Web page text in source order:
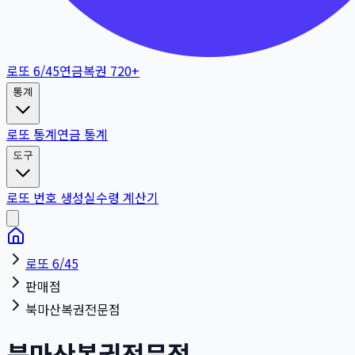
로또 6/45연금복권 720+
통계
로또 통계연금 통계
도구
로또 번호 생성실수령 계산기
로또 6/45
판매점
북마산복권전문점